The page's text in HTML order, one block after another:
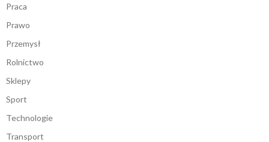
Praca
Prawo
Przemysł
Rolnictwo
Sklepy
Sport
Technologie
Transport